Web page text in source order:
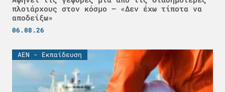
πλοιάρχους στον κόσμο – «Δεν έχω τίποτα να
αποδείξω»
06.08.26
ΑΕΝ - Εκπαίδευση